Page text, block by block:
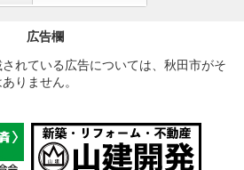
広告欄
れている広告については、秋田市がそ
りません。